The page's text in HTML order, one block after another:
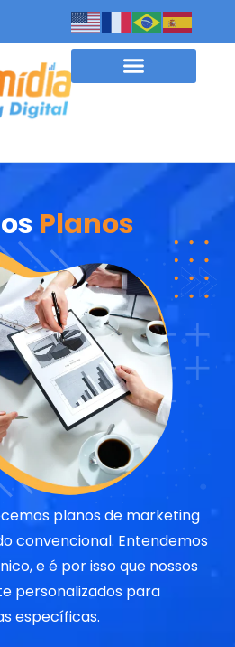
Planos
planos de marketing
convencional. Entendemos
e é por isso que nossos
personalizados para
específicas.